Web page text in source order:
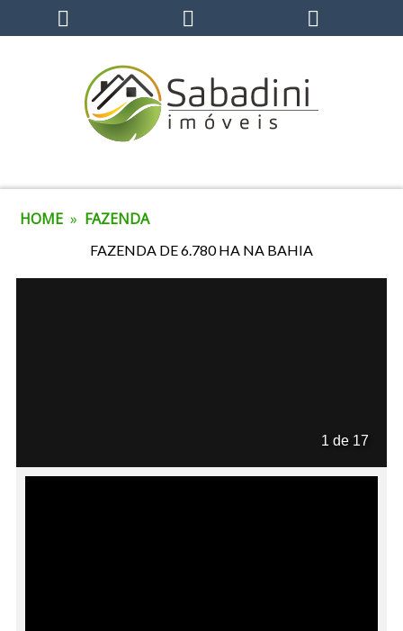
HOME » FAZENDA
FAZENDA DE 6.780 HA NA BAHIA
1 de 17